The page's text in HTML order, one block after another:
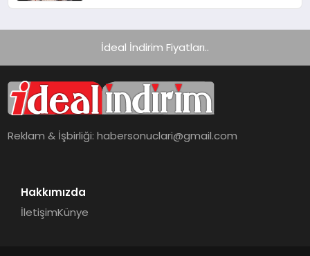
İdeal İndirim Fiyatları..
Reklam & İşbirliği:habersonuclari@gmail.com
Hakkımızda
İletişimKünye